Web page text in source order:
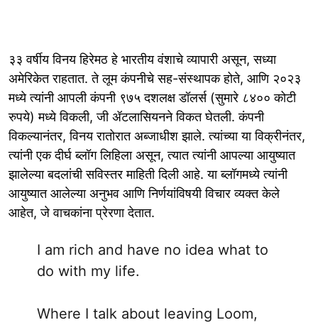
३३ वर्षीय विनय हिरेमठ हे भारतीय वंशाचे व्यापारी असून, सध्या
अमेरिकेत राहतात. ते लूम कंपनीचे सह-संस्थापक होते, आणि २०२३
मध्ये त्यांनी आपली कंपनी ९७५ दशलक्ष डॉलर्स (सुमारे ८४०० कोटी
रुपये) मध्ये विकली, जी ॲटलासियनने विकत घेतली. कंपनी
विकल्यानंतर, विनय रातोरात अब्जाधीश झाले. त्यांच्या या विक्रीनंतर,
त्यांनी एक दीर्घ ब्लॉग लिहिला असून, त्यात त्यांनी आपल्या आयुष्यात
झालेल्या बदलांची सविस्तर माहिती दिली आहे. या ब्लॉगमध्ये त्यांनी
आयुष्यात आलेल्या अनुभव आणि निर्णयांविषयी विचार व्यक्त केले
आहेत, जे वाचकांना प्रेरणा देतात.
I am rich and have no idea what to
do with my life.
Where I talk about leaving Loom,